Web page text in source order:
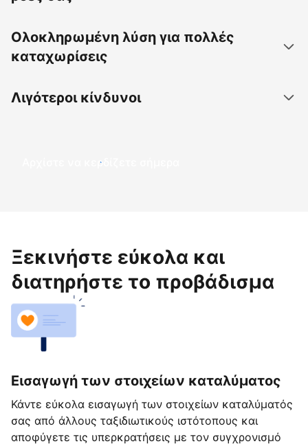
Ολοκληρωμένη λύση για πολλές
καταχωρίσεις
Λιγότεροι κίνδυνοι
Αρχίστε να κερδίζετε σήμερα
Ξεκινήστε εύκολα και
διατηρήστε το προβάδισμα
Εισαγωγή των στοιχείων καταλύματος
Κάντε εύκολα εισαγωγή των στοιχείων καταλύματός
σας από άλλους ταξιδιωτικούς ιστότοπους και
αποφύγετε τις υπερκρατήσεις με τον συγχρονισμό